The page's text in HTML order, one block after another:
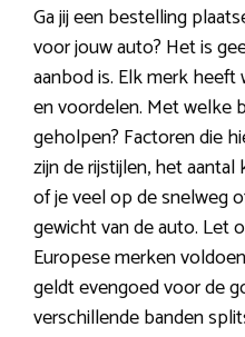
Ga jij een bestelling
voor jouw auto? Het is
aanbod is. Elk merk
en voordelen. Met welke
geholpen? Factoren die
zijn de rijstijlen, het
of je veel op de snelweg
gewicht van de auto. Let
Europese merken
geldt evengoed voor de
verschillende banden